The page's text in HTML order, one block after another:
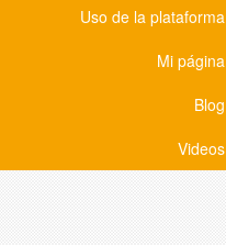
Uso de la plataforma
Mi página
Blog
Videos